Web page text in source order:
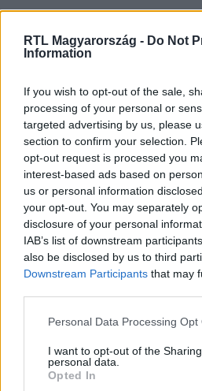
RTL Magyarország - Do Not
Information
If you wish to opt-out of the sale,
processing of your personal or
targeted advertising by us, please
section to confirm your selection.
opt-out request is processed you
interest-based ads based on
us or personal information
your opt-out. You may separately
disclosure of your personal
IAB’s list of downstream
also be disclosed by us to third
Downstream Participants that may
Please note that this website/app
not limited to your visit or usage
grant or deny consent to Google
use your data for below specified
Personal Data Processing Opt
I want to opt-out of the
personal data.
Opted In
Kövess minket, és értesülj
Facebookon is!
#ÉLETMÓD #KARÁCSONY #
#SÜTEMÉNY #DESSZERT